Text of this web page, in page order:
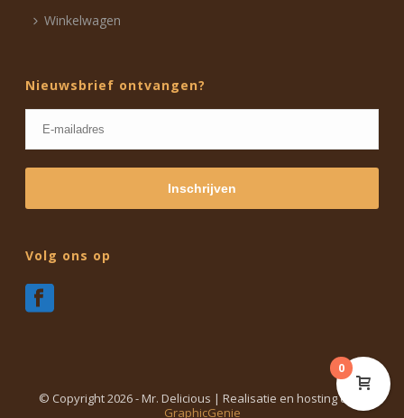
Winkelwagen
Nieuwsbrief ontvangen?
Volg ons op
© Copyright2026 - Mr. Delicious | Realisatie en hosting door
GraphicGenie
0